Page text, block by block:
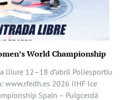
World Championship
lliure 12–18 d’abril Poliesportiu
www.rfedh.es 2026 IIHF Ice
Spain – Puigcerdà